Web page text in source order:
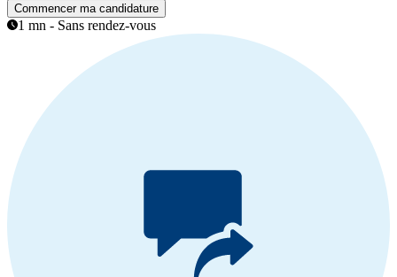
Commencer ma candidature
1 mn - Sans rendez-vous